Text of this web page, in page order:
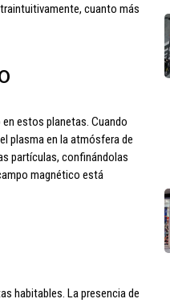
cuanto más
estos planetas. Cuando
plasma en la atmósfera de
partículas, confinándolas
magnético está
habitables. La presencia de